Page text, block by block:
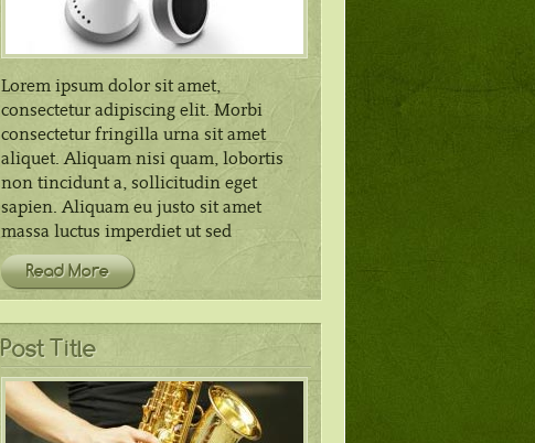
Lorem ipsum dolor sit amet,
consectetur adipiscing elit. Morbi
consectetur fringilla urna sit amet
aliquet. Aliquam nisi quam, lobortis
non tincidunt a, sollicitudin eget
sapien. Aliquam eu justo sit amet
massa luctus imperdiet ut sed
Read More
Post Title